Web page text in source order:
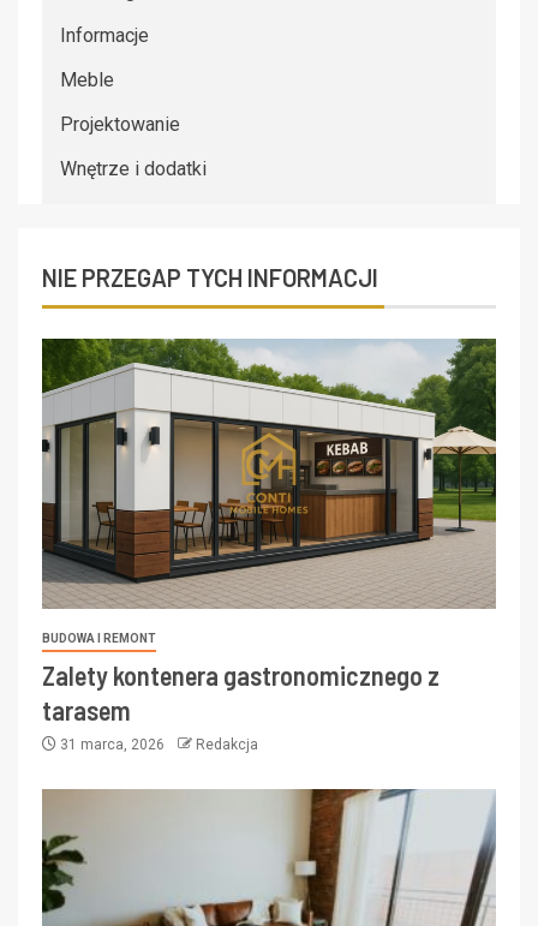
Informacje
Meble
Projektowanie
Wnętrze i dodatki
NIE PRZEGAP TYCH INFORMACJI
BUDOWA I REMONT
Zalety kontenera gastronomicznego z
tarasem
31 marca, 2026 Redakcja